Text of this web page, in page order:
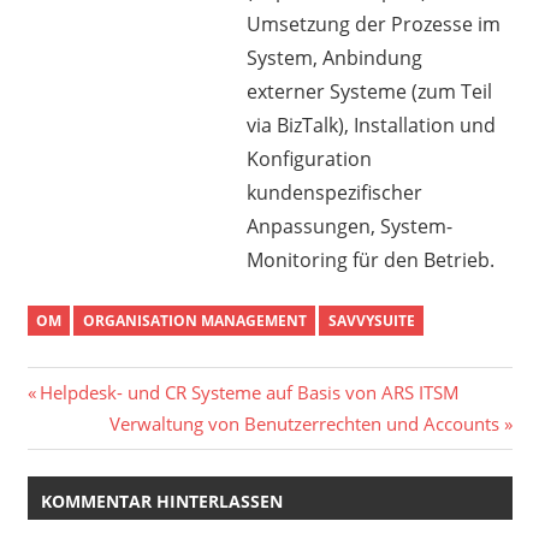
Umsetzung der Prozesse im
System, Anbindung
externer Systeme (zum Teil
via BizTalk), Installation und
Konfiguration
kundenspezifischer
Anpassungen, System-
Monitoring für den Betrieb.
OM ORGANISATION MANAGEMENT SAVVYSUITE
Beitragsnavigation
Vorheriger
Helpdesk- und CR Systeme auf Basis von ARS ITSM
Nächster
Beitrag:
Verwaltung von Benutzerrechten und Accounts
KOMMENTAR HINTERLASSEN